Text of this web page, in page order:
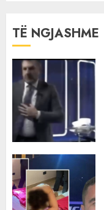
TË NGJASHME